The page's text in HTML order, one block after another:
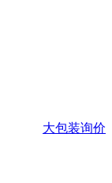
大包装询价